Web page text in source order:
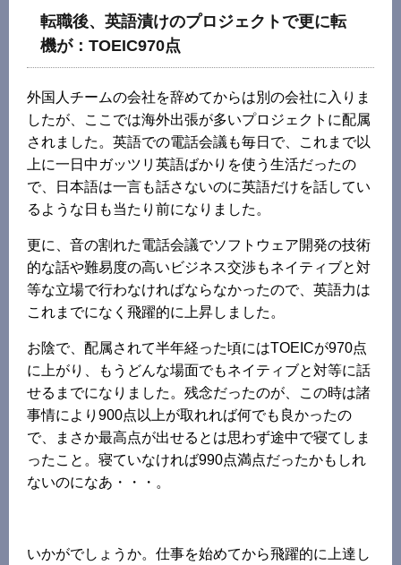
転職後、英語漬けのプロジェクトで更に転
機が：TOEIC970点
外国人チームの会社を辞めてからは別の会社に入りま
したが、ここでは海外出張が多いプロジェクトに配属
されました。英語での電話会議も毎日で、これまで以
上に一日中ガッツリ英語ばかりを使う生活だったの
で、日本語は一言も話さないのに英語だけを話してい
るような日も当たり前になりました。
更に、音の割れた電話会議でソフトウェア開発の技術
的な話や難易度の高いビジネス交渉もネイティブと対
等な立場で行わなければならなかったので、英語力は
これまでになく飛躍的に上昇しました。
お陰で、配属されて半年経った頃にはTOEICが970点
に上がり、もうどんな場面でもネイティブと対等に話
せるまでになりました。残念だったのが、この時は諸
事情により900点以上が取れれば何でも良かったの
で、まさか最高点が出せるとは思わず途中で寝てしま
ったこと。寝ていなければ990点満点だったかもしれ
ないのになあ・・・。
いかがでしょうか。仕事を始めてから飛躍的に上達し